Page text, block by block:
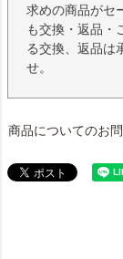
求めの商品がセ
も交換・返品・
る交換、返品は
せ。
商品についてのお